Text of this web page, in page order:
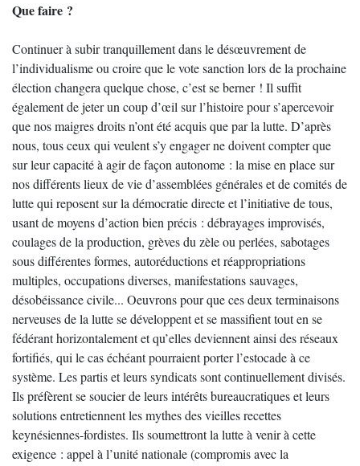
Que faire ?
Continuer à subir tranquillement dans le désœuvrement de
l’individualisme ou croire que le vote sanction lors de la prochaine
élection changera quelque chose, c’est se berner ! Il suffit
également de jeter un coup d’œil sur l’histoire pour s’apercevoir
que nos maigres droits n’ont été acquis que par la lutte. D’après
nous, tous ceux qui veulent s’y engager ne doivent compter que
sur leur capacité à agir de façon autonome : la mise en place sur
nos différents lieux de vie d’assemblées générales et de comités de
lutte qui reposent sur la démocratie directe et l’initiative de tous,
usant de moyens d’action bien précis : débrayages improvisés,
coulages de la production, grèves du zèle ou perlées, sabotages
sous différentes formes, autoréductions et réappropriations
multiples, occupations diverses, manifestations sauvages,
désobéissance civile... Oeuvrons pour que ces deux terminaisons
nerveuses de la lutte se développent et se massifient tout en se
fédérant horizontalement et qu’elles deviennent ainsi des réseaux
fortifiés, qui le cas échéant pourraient porter l’estocade à ce
système. Les partis et leurs syndicats sont continuellement divisés.
Ils préfèrent se soucier de leurs intérêts bureaucratiques et leurs
solutions entretiennent les mythes des vieilles recettes
keynésiennes-fordistes. Ils soumettront la lutte à venir à cette
exigence : appel à l’unité nationale (compromis avec la